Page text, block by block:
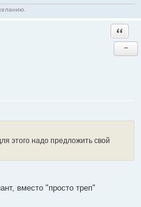
−
этого надо предложить свой
вместо "просто треп"